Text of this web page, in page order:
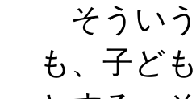
そういう
も、子ど